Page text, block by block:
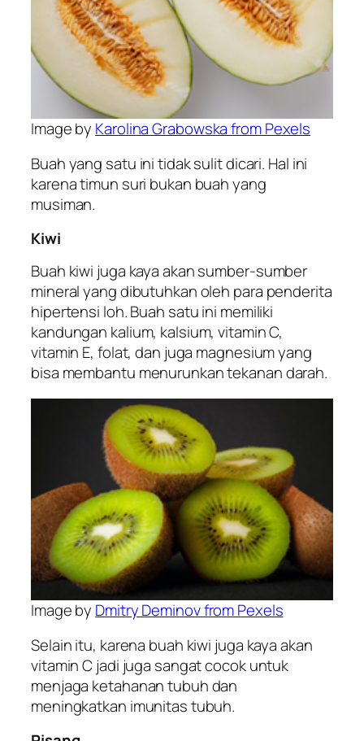
Image by Karolina Grabowska from Pexels
Buah yang satu ini tidak sulit dicari. Hal ini
karena timun suri bukan buah yang
musiman.
Kiwi
Buah kiwi juga kaya akan sumber-sumber
mineral yang dibutuhkan oleh para penderita
hipertensi loh. Buah satu ini memiliki
kandungan kalium, kalsium, vitamin C,
vitamin E, folat, dan juga magnesium yang
bisa membantu menurunkan tekanan darah.
Image by Dmitry Deminov from Pexels
Selain itu, karena buah kiwi juga kaya akan
vitamin C jadi juga sangat cocok untuk
menjaga ketahanan tubuh dan
meningkatkan imunitas tubuh.